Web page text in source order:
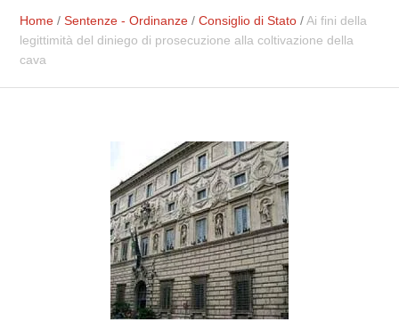
Home /Sentenze - Ordinanze /Consiglio di Stato /Ai fini della
legittimità del diniego di prosecuzione alla coltivazione della
cava